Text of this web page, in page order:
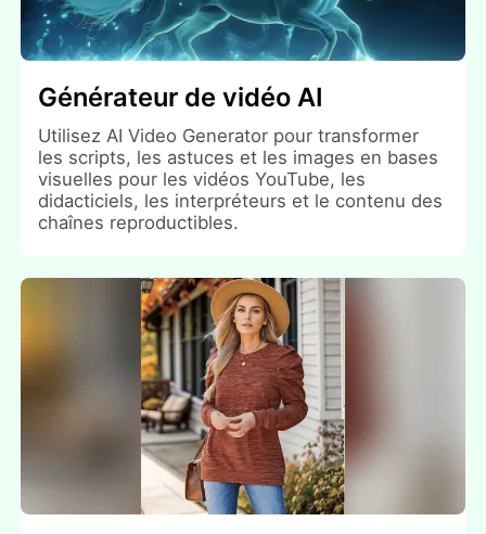
Générateur de vidéo AI
Utilisez AI Video Generator pour transformer
les scripts, les astuces et les images en bases
visuelles pour les vidéos YouTube, les
didacticiels, les interpréteurs et le contenu des
chaînes reproductibles.